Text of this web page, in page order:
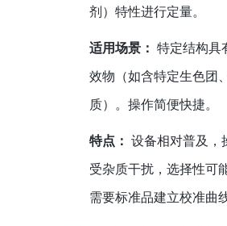
剂）特性进行定量。
适用场景： 特定结构具
效物（如含特定生色团
质）。操作简便快捷。
特点： 设备相对普及，
受杂质干扰，选择性可
需要标准品建立校准曲